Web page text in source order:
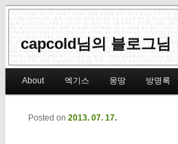
capcold님의 블로그님
Skip to primary content
Skip to secondary content
About 엑기스 몽땅 방명록
Posted on 2013. 07. 17.